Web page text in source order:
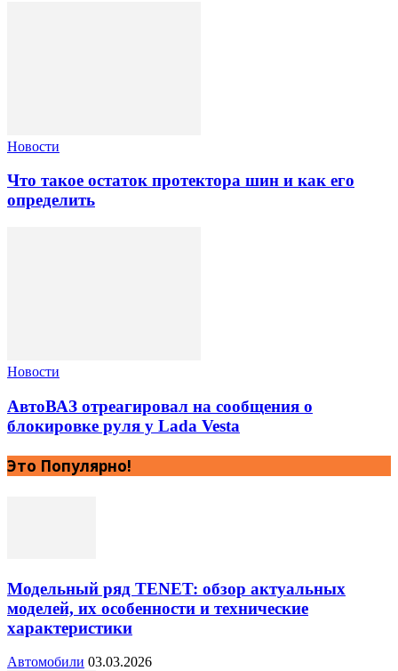
Новости
Что такое остаток протектора шин и как его
определить
Новости
АвтоВАЗ отреагировал на сообщения о
блокировке руля у Lada Vesta
Это Популярно!
Модельный ряд TENET: обзор актуальных
моделей, их особенности и технические
характеристики
Автомобили 03.03.2026